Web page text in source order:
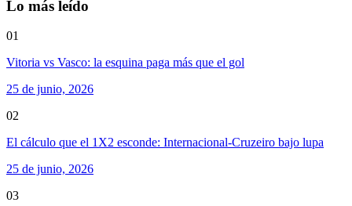
Lo más leído
01
Vitoria vs Vasco: la esquina paga más que el gol
25 de junio, 2026
02
El cálculo que el 1X2 esconde: Internacional-Cruzeiro bajo lupa
25 de junio, 2026
03